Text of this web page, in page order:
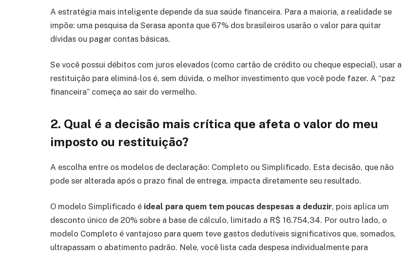
A estratégia mais inteligente depende da sua saúde financeira. Para a maioria, a realidade se
impõe: uma pesquisa da Serasa aponta que 67% dos brasileiros usarão o valor para quitar
dívidas ou pagar contas básicas.
Se você possui débitos com juros elevados (como cartão de crédito ou cheque especial), usar a
restituição para eliminá-los é, sem dúvida, o melhor investimento que você pode fazer. A “paz
financeira” começa ao sair do vermelho.
2. Qual é a decisão mais crítica que afeta o valor do meu
imposto ou restituição?
A escolha entre os modelos de declaração: Completo ou Simplificado. Esta decisão, que não
pode ser alterada após o prazo final de entrega, impacta diretamente seu resultado.
O modelo Simplificado é ideal para quem tem poucas despesas a deduzir, pois aplica um
desconto único de 20% sobre a base de cálculo, limitado a R$ 16.754,34. Por outro lado, o
modelo Completo é vantajoso para quem teve gastos dedutíveis significativos que, somados,
ultrapassam o abatimento padrão. Nele, você lista cada despesa individualmente para